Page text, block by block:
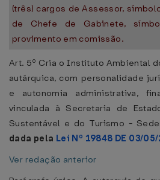
(três) cargos de Assessor,
de Chefe de Gabinete,
provimento em comissão.
Art. 5º Cria o Instituto Ambiental
autárquica, com personalidade
e autonomia administrativa,
vinculada à Secretaria de
Sustentável e do Turismo -
dada pela Lei Nº 19848 DE 03/
Ver redação anterior